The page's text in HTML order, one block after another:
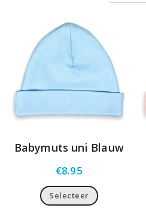
Babymuts uni Blauw
€8.95
Selecteer